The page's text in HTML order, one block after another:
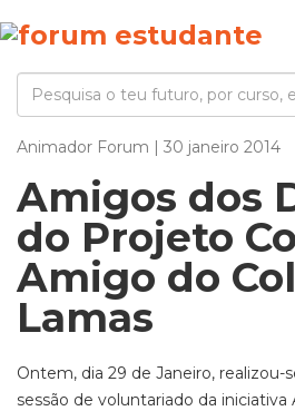
Animador Forum | 30 janeiro 2014
Amigos dos
do Projeto
Amigo do
Lamas
Ontem, dia 29 de Janeiro, realizou-
sessão de voluntariado da